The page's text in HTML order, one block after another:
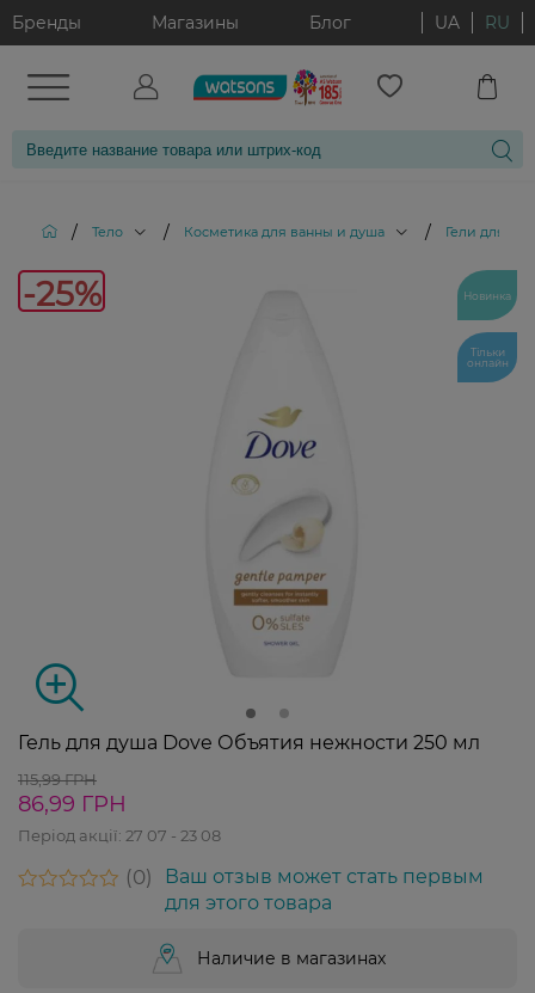
Бренды Магазины Блог UA RU
/ Тело / Косметика для ванны и душа / Гели для
-25% Новинка
Тільки
онлайн
Гель для душа Dove Объятия нежности 250 мл
115,99 ГРН
86,99 ГРН
Період акції: 27 07 - 23 08
0
Ваш отзыв может стать первым
для этого товара
Наличие в магазинах